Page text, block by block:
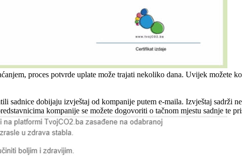
proces potvrde uplate može trajati nekoliko dana. Uvijek možete
sadnice dobijaju izvještaj od kompanije putem e-maila. Izvještaj sadrži
kompanije se možete dogovoriti o tačnom mjestu sadnje te